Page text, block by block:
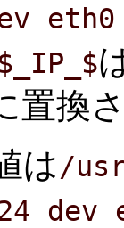
$_IP_$
置換
は/